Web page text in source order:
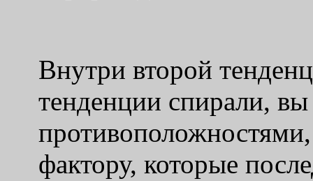
Внутри второй
тенденции спирали,
фактору, которые